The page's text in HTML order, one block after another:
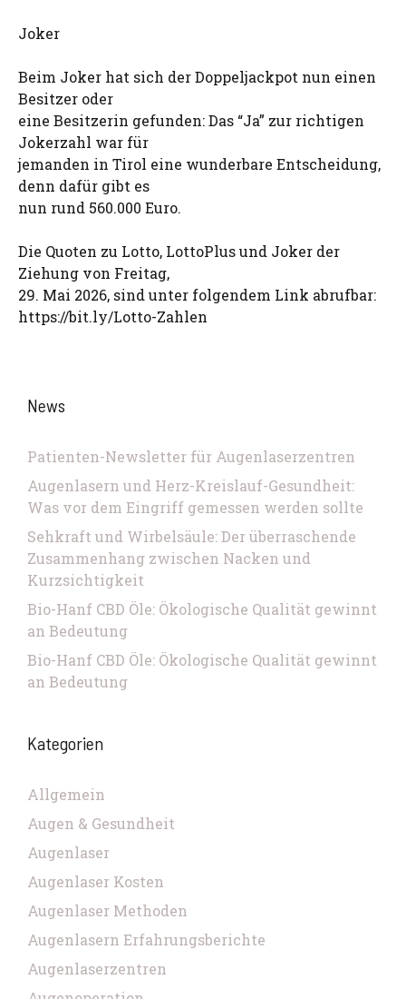
Joker
Beim Joker hat sich der Doppeljackpot nun einen
Besitzer oder
eine Besitzerin gefunden: Das “Ja” zur richtigen
Jokerzahl war für
jemanden in Tirol eine wunderbare Entscheidung,
denn dafür gibt es
nun rund 560.000 Euro.
Die Quoten zu Lotto, LottoPlus und Joker der
Ziehung von Freitag,
29. Mai 2026, sind unter folgendem Link abrufbar:
https://bit.ly/Lotto-Zahlen
News
Patienten-Newsletter für Augenlaserzentren
Augenlasern und Herz-Kreislauf-Gesundheit:
Was vor dem Eingriff gemessen werden sollte
Sehkraft und Wirbelsäule: Der überraschende
Zusammenhang zwischen Nacken und
Kurzsichtigkeit
Bio-Hanf CBD Öle: Ökologische Qualität gewinnt
an Bedeutung
Bio-Hanf CBD Öle: Ökologische Qualität gewinnt
an Bedeutung
Kategorien
Allgemein
Augen & Gesundheit
Augenlaser
Augenlaser Kosten
Augenlaser Methoden
Augenlasern Erfahrungsberichte
Augenlaserzentren